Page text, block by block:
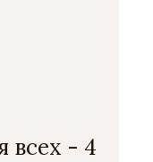
всех - 4